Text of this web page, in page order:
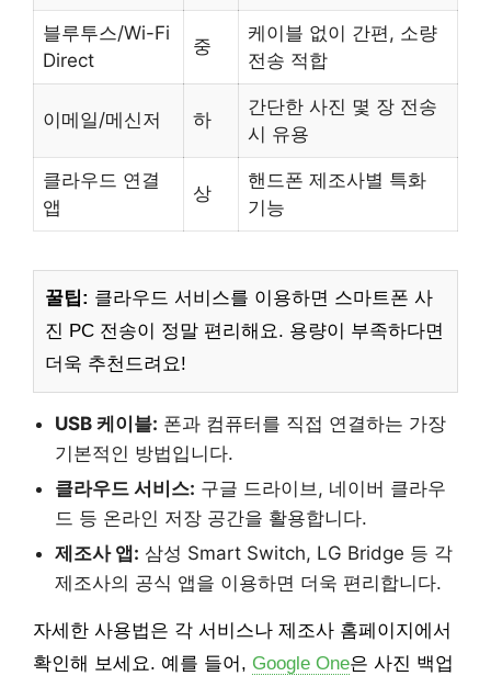
블루투스/Wi-Fi
Direct
중
케이블 없이 간편, 소량
전송 적합
이메일/메신저 하
간단한 사진 몇 장 전송
시 유용
클라우드 연결
앱
상
핸드폰 제조사별 특화
기능
꿀팁: 클라우드 서비스를 이용하면 스마트폰 사
진 PC 전송이 정말 편리해요. 용량이 부족하다면
더욱 추천드려요!
USB 케이블: 폰과 컴퓨터를 직접 연결하는 가장
기본적인 방법입니다.
클라우드 서비스: 구글 드라이브, 네이버 클라우
드 등 온라인 저장 공간을 활용합니다.
제조사 앱: 삼성 Smart Switch, LG Bridge 등 각
제조사의 공식 앱을 이용하면 더욱 편리합니다.
자세한 사용법은 각 서비스나 제조사 홈페이지에서
확인해 보세요. 예를 들어, Google One은 사진 백업